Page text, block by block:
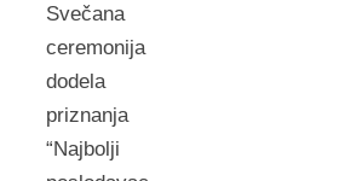
Svečana
ceremonija
dodela
priznanja
“Najbolji